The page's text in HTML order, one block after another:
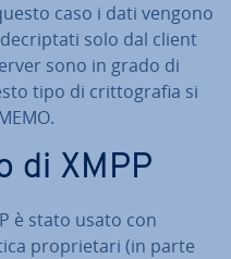
caso i dati vengono
solo dal client
sono in grado di
tipo di crit­to­gra­fia si
di XMPP
è stato usato con
pro­prie­ta­ri (in parte